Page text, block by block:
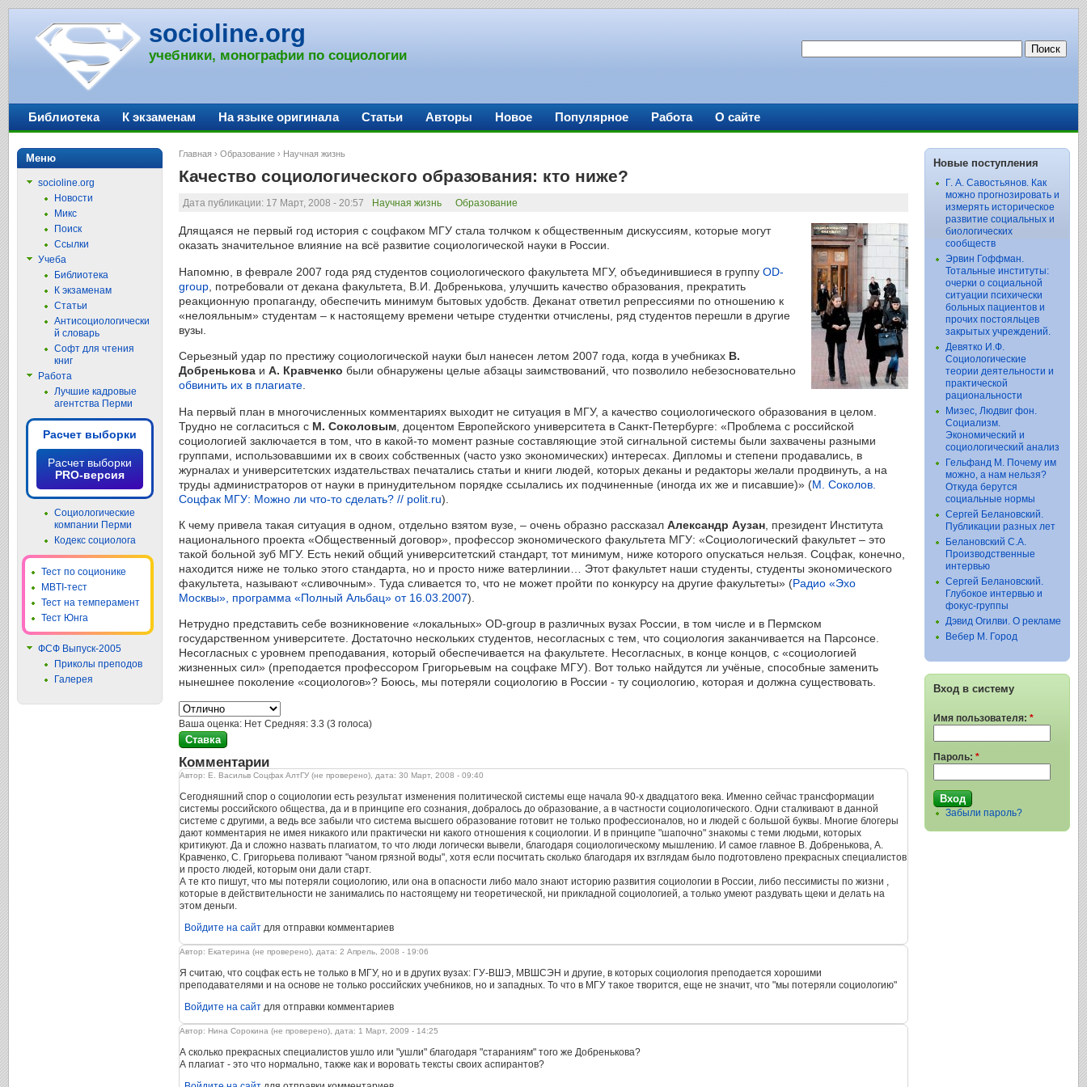
socioline.org
учебники, монографии по социологии
Главная › Образование › Научная жизнь
Качество социологического образования: кто ниже?
Дата публикации: 17 Март, 2008 - 20:57 Научная жизнь Образование
Длящаяся не первый год история с соцфаком МГУ стала толчком к общественным дискуссиям, которые могут
оказать значительное влияние на всё развитие социологической науки в России.
Напомню, в феврале 2007 года ряд студентов социологического факультета МГУ, объединившиеся в группу OD-
group , потребовали от декана факультета, В.И. Добренькова, улучшить качество образования, прекратить
реакционную пропаганду, обеспечить минимум бытовых удобств. Деканат ответил репрессиями по отношению к
«нелояльным» студентам – к настоящему времени четыре студентки отчислены, ряд студентов перешли в другие
вузы.
Серьезный удар по престижу социологической науки был нанесен летом 2007 года, когда в учебниках В.
Добренькова и А. Кравченко были обнаружены целые абзацы заимствований, что позволило небезосновательно
обвинить их в плагиате
На первый план в многочисленных комментариях выходит не ситуация в МГУ, а качество социологического образования в целом.
Трудно не согласиться с М. Соколовым , доцентом Европейского университета в Санкт-Петербурге: «Проблема с российской
социологией заключается в том, что в какой-то момент разные составляющие этой сигнальной системы были захвачены разными
группами, использовавшими их в своих собственных (часто узко экономических) интересах. Дипломы и степени продавались, в
журналах и университетских издательствах печатались статьи и книги людей, которых деканы и редакторы желали продвинуть, а на
труды администраторов от науки в принудительном порядке ссылались их подчиненные (иногда их же и писавшие)» (М. Соколов.
Соцфак МГУ: Можно ли что-то сделать? // polit.ru).
К чему привела такая ситуация в одном, отдельно взятом вузе, – очень образно рассказал Александр Аузан , президент Института
национального проекта «Общественный договор», профессор экономического факультета МГУ: «Социологический факультет – это
такой больной зуб МГУ. Есть некий общий университетский стандарт, тот минимум, ниже которого опускаться нельзя. Соцфак, конечно,
находится ниже не только этого стандарта, но и просто ниже ватерлинии… Этот факультет наши студенты, студенты экономического
факультета, называют «сливочным». Туда сливается то, что не может пройти по конкурсу на другие факультеты» (Радио «Эхо
Москвы», программа «Полный Альбац» от 16.03.2007).
Нетрудно представить себе возникновение «локальных» OD-group в различных вузах России, в том числе и в Пермском
государственном университете. Достаточно нескольких студентов, несогласных с тем, что социология заканчивается на Парсонсе.
Несогласных с уровнем преподавания, который обеспечивается на факультете. Несогласных, в конце концов, с «социологией
жизненных сил» (преподается профессором Григорьевым на соцфаке МГУ). Вот только найдутся ли учёные, способные заменить
нынешнее поколение «социологов»? Боюсь, мы потеряли социологию в России - ту социологию, которая и должна существовать.
Ваша оценка: Нет Средняя: 3.3 (3 голоса)
Комментарии
Автор: Е. Васильв Соцфак АлтГУ (не проверено), дата: 30 Март, 2008 - 09:40
Сегодняшний спор о социологии есть результат изменения политической системы еще начала 90-х двадцатого века. Именно сейчас трансформации
системы российского общества, да и в принципе его сознания, добралось до образование, а в частности социологического. Одни сталкивают в данной
системе с другими, а ведь все забыли что система высшего образование готовит не только профессионалов, но и людей с большой буквы. Многие блогеры
дают комментария не имея никакого или практически ни какого отношения к социологии. И в принципе "шапочно" знакомы с теми людьми, которых
критикуют. Да и сложно назвать плагиатом, то что люди логически вывели, благодаря социологическому мышлению. И самое главное В. Добренькова, А.
Кравченко, С. Григорьева поливают "чаном грязной воды", хотя если посчитать сколько благодаря их взглядам было подготовлено прекрасных специалистов
и просто людей, которым они дали старт.
А те кто пишут, что мы потеряли социологию, или она в опасности либо мало знают историю развития социологии в России, либо пессимисты по жизни ,
которые в действительности не занимались по настоящему ни теоретической, ни прикладной социологией, а только умеют раздувать щеки и делать на
этом деньги.
Войдите на сайт для отправки комментариев
Автор: Екатерина (не проверено), дата: 2 Апрель, 2008 - 19:06
Я считаю, что соцфак есть не только в МГУ, но и в других вузах: ГУ-ВШЭ, МВШСЭН и другие, в которых социология преподается хорошими
преподавателями и на основе не только российских учебников, но и западных. То что в МГУ такое творится, еще не значит, что "мы потеряли социологию"
Войдите на сайт для отправки комментариев
Автор: Нина Сорокина (не проверено), дата: 1 Март, 2009 - 14:25
А сколько прекрасных специалистов ушло или "ушли" благодаря "стараниям" того же Добренькова?
А плагиат - это что нормально, также как и воровать тексты своих аспирантов?
Библиотека К экзаменам На языке оригинала Статьи Авторы Новое Популярное Работа О сайте
Меню
socioline.org
Новости
Микс
Поиск
Ссылки
Учеба
Библиотека
К экзаменам
Статьи
Антисоциологически
й словарь
Софт для чтения
книг
Работа
Лучшие кадровые
агентства Перми
Расчет выборки
Расчет выборки
PRO-версия
Социологические
компании Перми
Кодекс социолога
Тест по соционике
MBTI-тест
Тест на темперамент
Тест Юнга
ФСФ Выпуск-2005
Приколы преподов
Галерея
Новые поступления
Г. А. Савостьянов. Как
можно прогнозировать и
измерять историческое
развитие социальных и
биологических
сообществ
Эрвин Гоффман.
Тотальные институты:
очерки о социальной
ситуации психически
больных пациентов и
прочих постояльцев
закрытых учреждений.
Девятко И.Ф.
Социологические
теории деятельности и
практической
рациональности
Мизес, Людвиг фон.
Социализм.
Экономический и
социологический анализ
Гельфанд М. Почему им
можно, а нам нельзя?
Откуда берутся
социальные нормы
Сергей Белановский.
Публикации разных лет
Белановский С.А.
Производственные
интервью
Сергей Белановский.
Глубокое интервью и
фокус-группы
Дэвид Огилви. О рекламе
Вебер М. Город
Вход в систему
Имя пользователя: *
Пароль: *
Забыли пароль?